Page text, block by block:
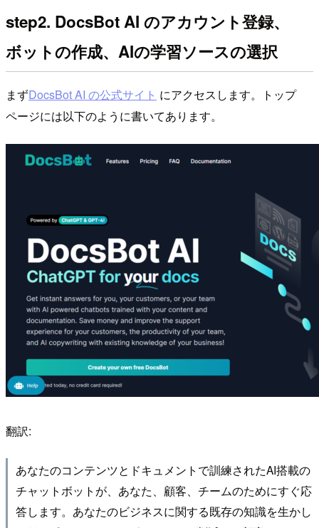
step2. DocsBot AI のアカウント登録、
ボットの作成、AIの学習ソースの選択
まずDocsBot AI の公式サイト にアクセスします。トップ
ページには以下のように書いてあります。
翻訳:
あなたのコンテンツとドキュメントで訓練されたAI搭載の
チャットボットが、あなた、顧客、チームのためにすぐ応
答します。あなたのビジネスに関する既存の知識を生かし